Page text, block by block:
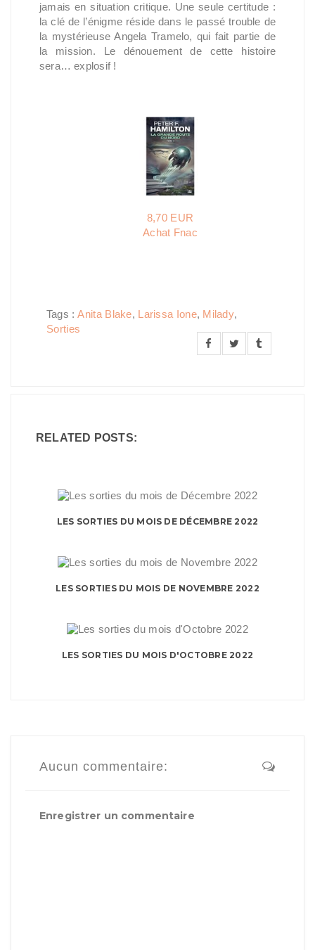
jamais en situation critique. Une seule certitude :
la clé de l’énigme réside dans le passé trouble de
la mystérieuse Angela Tramelo, qui fait partie de
la mission. Le dénouement de cette histoire
sera… explosif !
8,70 EUR
Achat Fnac
Tags :Anita Blake, Larissa Ione, Milady,
Sorties
RELATED POSTS:
LES SORTIES DU MOIS DE DÉCEMBRE 2022
LES SORTIES DU MOIS DE NOVEMBRE 2022
LES SORTIES DU MOIS D'OCTOBRE 2022
Aucun commentaire:
Enregistrer un commentaire